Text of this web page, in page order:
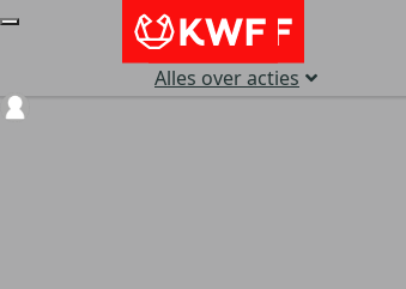
Alles over acties